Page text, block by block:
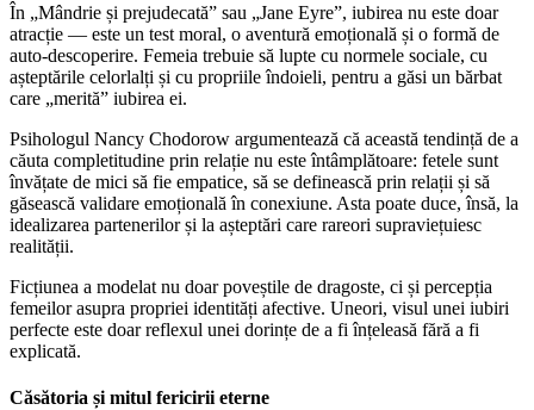
În „Mândrie și prejudecată” sau „Jane Eyre”, iubirea nu este doar
atracție — este un test moral, o aventură emoțională și o formă de
auto-descoperire. Femeia trebuie să lupte cu normele sociale, cu
așteptările celorlalți și cu propriile îndoieli, pentru a găsi un bărbat
care „merită” iubirea ei.
Psihologul Nancy Chodorow argumentează că această tendință de a
căuta completitudine prin relație nu este întâmplătoare: fetele sunt
învățate de mici să fie empatice, să se definească prin relații și să
găsească validare emoțională în conexiune. Asta poate duce, însă, la
idealizarea partenerilor și la așteptări care rareori supraviețuiesc
realității.
Ficțiunea a modelat nu doar poveștile de dragoste, ci și percepția
femeilor asupra propriei identități afective. Uneori, visul unei iubiri
perfecte este doar reflexul unei dorințe de a fi înțeleasă fără a fi
explicată.
Căsătoria și mitul fericirii eterne